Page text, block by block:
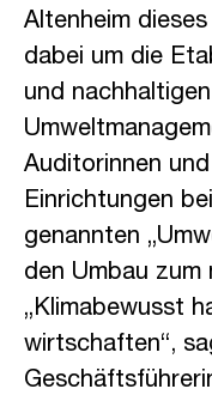
Altenheim
dabei um die
und nachhaltigen
Auditorinnen
Einrichtungen
genannten
den Umbau zum
„Klimabewusst
wirtschaften“,